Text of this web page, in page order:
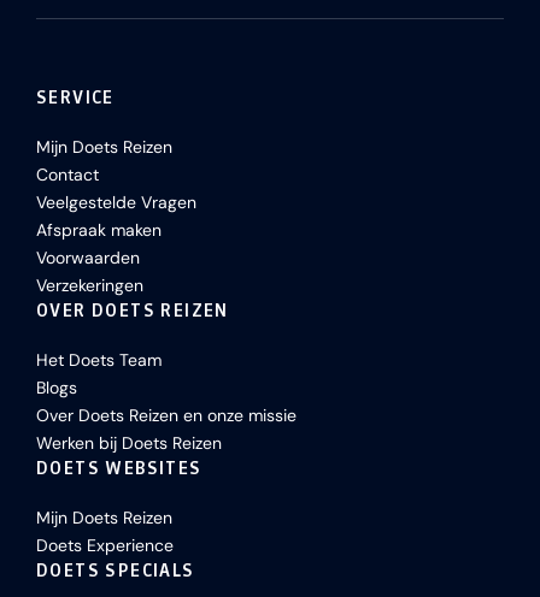
SERVICE
Mijn Doets Reizen
Contact
Veelgestelde Vragen
Afspraak maken
Voorwaarden
Verzekeringen
OVER DOETS REIZEN
Het Doets Team
Blogs
Over Doets Reizen en onze missie
Werken bij Doets Reizen
DOETS WEBSITES
Mijn Doets Reizen
Doets Experience
DOETS SPECIALS